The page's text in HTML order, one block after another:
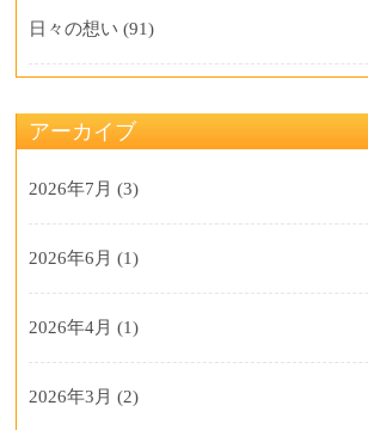
日々の想い (91)
アーカイブ
2026年7月 (3)
2026年6月 (1)
2026年4月 (1)
2026年3月 (2)